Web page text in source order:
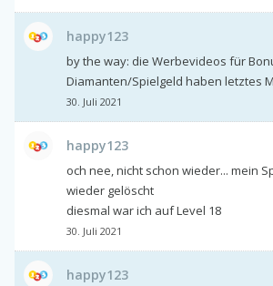
happy123
by the way: die Werbevideos für
Diamanten/Spielgeld haben letztes
30. Juli 2021
happy123
och nee, nicht schon wieder... mein
wieder gelöscht
diesmal war ich auf Level 18
30. Juli 2021
happy123